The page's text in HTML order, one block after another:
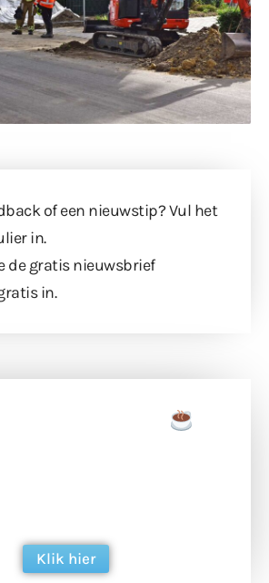
of een nieuwstip? Vul het
in.
de gratis nieuwsbrief
in.
Klik hier